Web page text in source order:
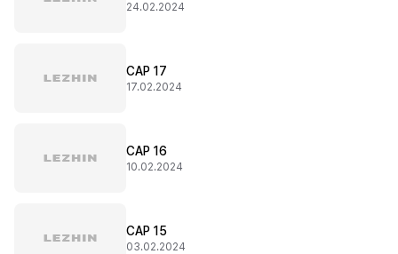
24.02.2024
CAP 17
17.02.2024
CAP 16
10.02.2024
CAP 15
03.02.2024